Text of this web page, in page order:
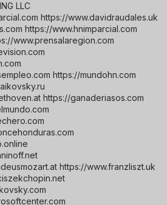
LLC
https://www.davidraudales.uk
https://www.hnimparcial.com
www.prensalaregion.com
https://mundohn.com
https://ganaderiasos.com
https://www.franzliszt.uk